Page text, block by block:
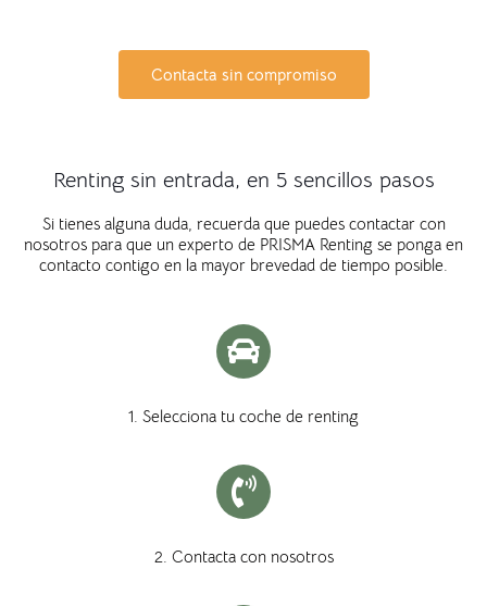
Contacta sin compromiso
Renting sin entrada, en 5 sencillos pasos
Si tienes alguna duda, recuerda que puedes contactar con
nosotros para que un experto de PRISMA Renting se ponga en
contacto contigo en la mayor brevedad de tiempo posible.
1. Selecciona tu coche de renting
2. Contacta con nosotros